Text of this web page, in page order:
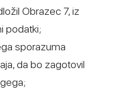
Obrazec 7, iz
podatki;
sporazuma
da bo zagotovil